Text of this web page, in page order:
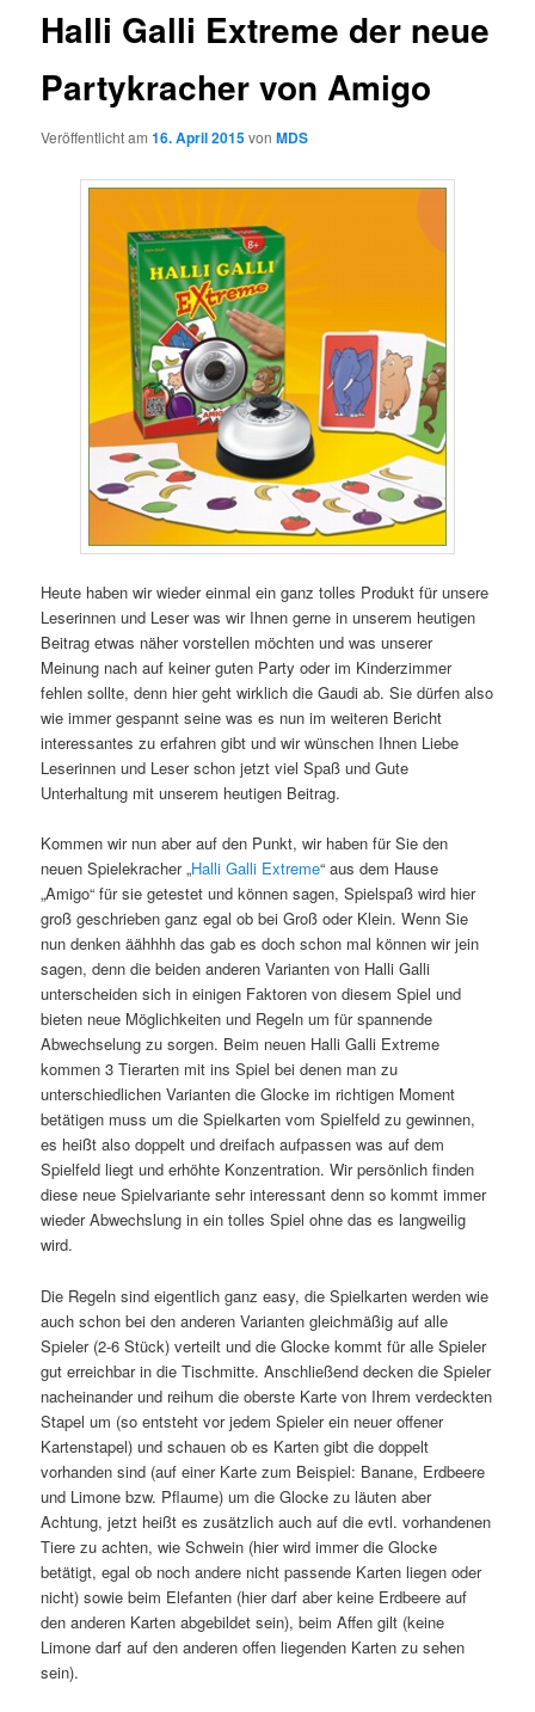
Halli Galli Extreme der neue
Partykracher von Amigo
Veröffentlicht am16. April 2015vonMDS
Heute haben wir wieder einmal ein ganz tolles Produkt für unsere
Leserinnen und Leser was wir Ihnen gerne in unserem heutigen
Beitrag etwas näher vorstellen möchten und was unserer
Meinung nach auf keiner guten Party oder im Kinderzimmer
fehlen sollte, denn hier geht wirklich die Gaudi ab. Sie dürfen also
wie immer gespannt seine was es nun im weiteren Bericht
interessantes zu erfahren gibt und wir wünschen Ihnen Liebe
Leserinnen und Leser schon jetzt viel Spaß und Gute
Unterhaltung mit unserem heutigen Beitrag.
Kommen wir nun aber auf den Punkt, wir haben für Sie den
neuen Spielekracher „Halli Galli Extreme“ aus dem Hause
„Amigo“ für sie getestet und können sagen, Spielspaß wird hier
groß geschrieben ganz egal ob bei Groß oder Klein. Wenn Sie
nun denken äähhhh das gab es doch schon mal können wir jein
sagen, denn die beiden anderen Varianten von Halli Galli
unterscheiden sich in einigen Faktoren von diesem Spiel und
bieten neue Möglichkeiten und Regeln um für spannende
Abwechselung zu sorgen. Beim neuen Halli Galli Extreme
kommen 3 Tierarten mit ins Spiel bei denen man zu
unterschiedlichen Varianten die Glocke im richtigen Moment
betätigen muss um die Spielkarten vom Spielfeld zu gewinnen,
es heißt also doppelt und dreifach aufpassen was auf dem
Spielfeld liegt und erhöhte Konzentration. Wir persönlich finden
diese neue Spielvariante sehr interessant denn so kommt immer
wieder Abwechslung in ein tolles Spiel ohne das es langweilig
wird.
Die Regeln sind eigentlich ganz easy, die Spielkarten werden wie
auch schon bei den anderen Varianten gleichmäßig auf alle
Spieler (2-6 Stück) verteilt und die Glocke kommt für alle Spieler
gut erreichbar in die Tischmitte. Anschließend decken die Spieler
nacheinander und reihum die oberste Karte von Ihrem verdeckten
Stapel um (so entsteht vor jedem Spieler ein neuer offener
Kartenstapel) und schauen ob es Karten gibt die doppelt
vorhanden sind (auf einer Karte zum Beispiel: Banane, Erdbeere
und Limone bzw. Pflaume) um die Glocke zu läuten aber
Achtung, jetzt heißt es zusätzlich auch auf die evtl. vorhandenen
Tiere zu achten, wie Schwein (hier wird immer die Glocke
betätigt, egal ob noch andere nicht passende Karten liegen oder
nicht) sowie beim Elefanten (hier darf aber keine Erdbeere auf
den anderen Karten abgebildet sein), beim Affen gilt (keine
Limone darf auf den anderen offen liegenden Karten zu sehen
sein).